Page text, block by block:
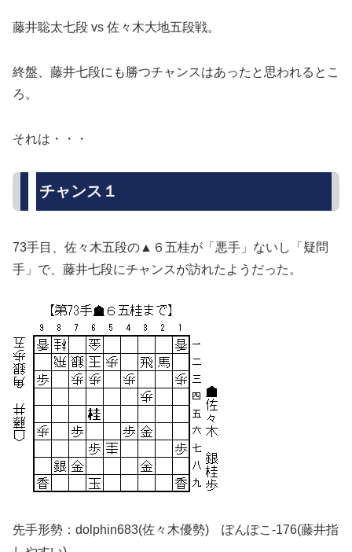
藤井聡太七段 vs 佐々木大地五段戦。
終盤、藤井七段にも勝つチャンスはあったと思われるとこ
ろ。
それは・・・
チャンス１
73手目、佐々木五段の▲６五桂が「悪手」ないし「疑問
手」で、藤井七段にチャンスが訪れたようだった。
先手形勢：dolphin683(佐々木優勢) ぽんぽこ-176(藤井指